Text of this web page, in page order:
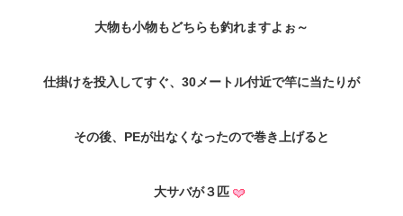
大物も小物もどちらも釣れますよぉ～
仕掛けを投入してすぐ、30メートル付近で竿に当たりが
その後、PEが出なくなったので巻き上げると
大サバが３匹